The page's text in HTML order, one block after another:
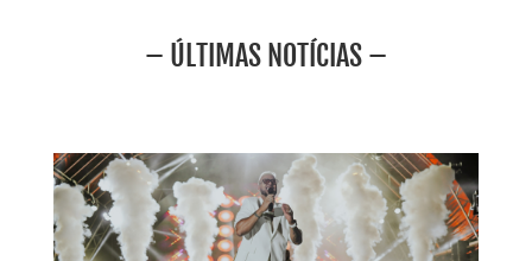
– ÚLTIMAS NOTÍCIAS –